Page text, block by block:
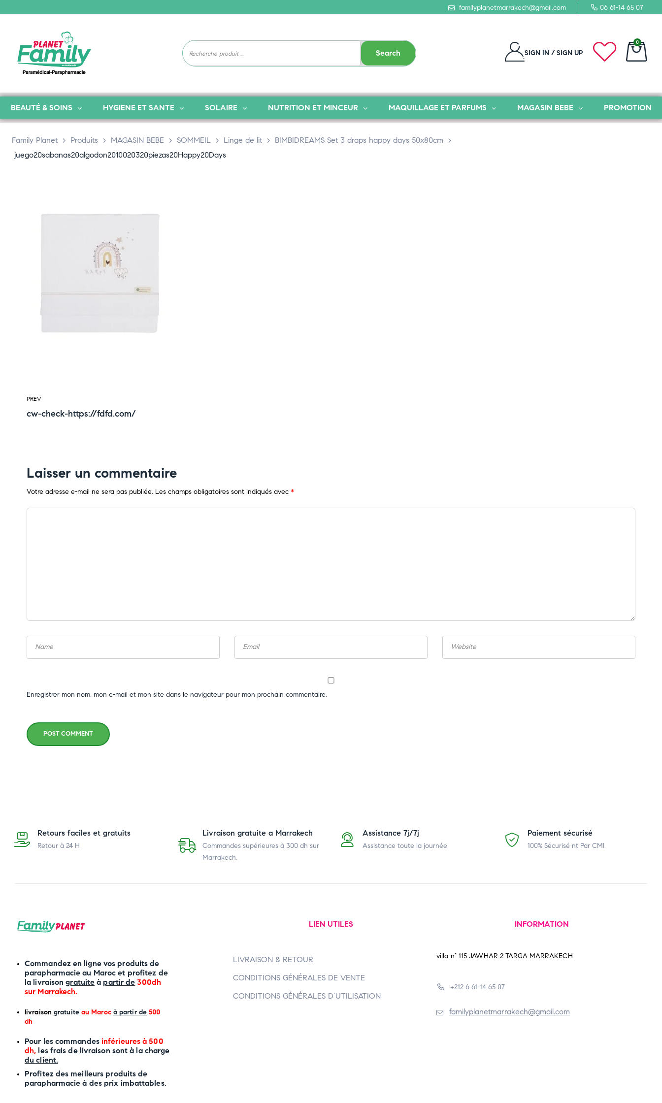
familyplanetmarrakech@gmail.com 06 61-14 65 07
Search SIGN IN / SIGN UP
0
BEAUTÉ & SOINS HYGIENE ET SANTE SOLAIRE NUTRITION ET MINCEUR MAQUILLAGE ET PARFUMS MAGASIN BEBE PROMOTION
Family Planet > Produits > MAGASIN BEBE > SOMMEIL > Linge de lit > BIMBIDREAMS Set 3 draps happy days 50x80cm
>
juego20sabanas20algodon2010020320piezas20Happy20Days
PREV
cw-check-https://fdfd.com/
Laisser un commentaire
Votre adresse e-mail ne sera pas publiée. Les champs obligatoires sont indiqués avec *
Enregistrer mon nom, mon e-mail et mon site dans le navigateur pour mon prochain commentaire.
POST COMMENT
Retours faciles et gratuits
Retour à 24 H
Livraison gratuite a Marrakech
Commandes supérieures à 300 dhsur
Marrakech.
Assistance 7j/7j
Assistance toute la journée
Paiement sécurisé
100% Sécurisé nt Par CMI
Commandez en ligne vos produits de
parapharmacie au Maroc et profitez de
la livraisongratuite à partir de 300dh
sur Marrakech.
livraison gratuiteau Maroc à partir de500
dh
Pour les commandes inférieures à 500
dh, les frais de livraison sont à la charge
du client.
Profitez des meilleurs produits de
parapharmacie à des prix imbattables.
LIEN UTILES
LIVRAISON & RETOUR
CONDITIONS GÉNÉRALES DE VENTE
CONDITIONS GÉNÉRALES D’UTILISATION
INFORMATION
villa n° 115 JAWHAR 2 TARGA MARRAKECH
+212 6 61-14 65 07
familyplanetmarrakech@gmail.com